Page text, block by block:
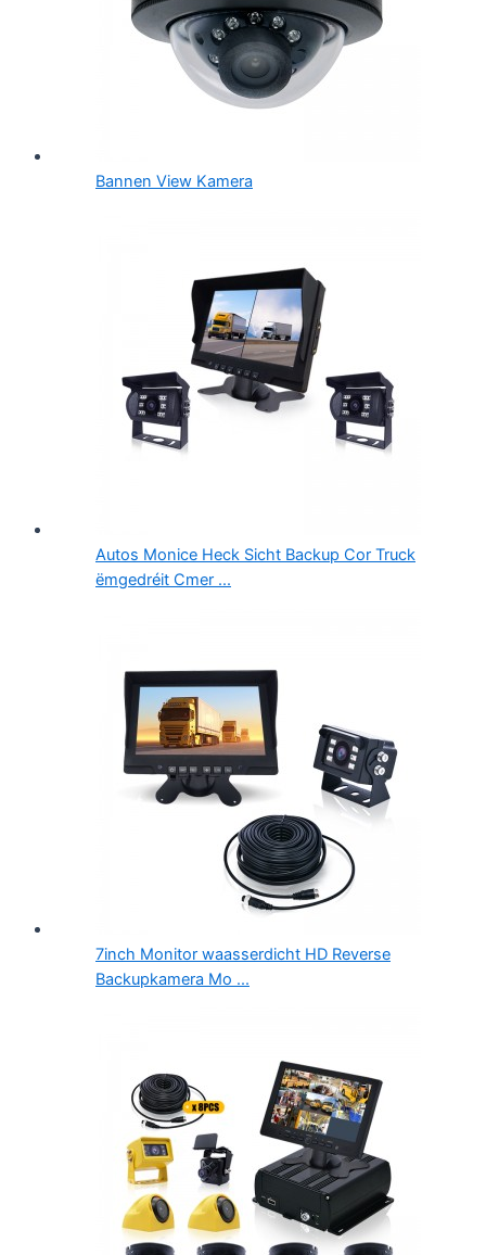
Bannen View Kamera
Autos Monice Heck Sicht Backup Cor Truck
ëmgedréit Cmer ...
7inch Monitor waasserdicht HD Reverse
Backupkamera Mo ...